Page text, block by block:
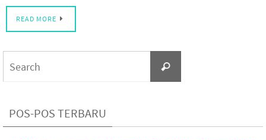
READ MORE
Search
POS-POS TERBARU